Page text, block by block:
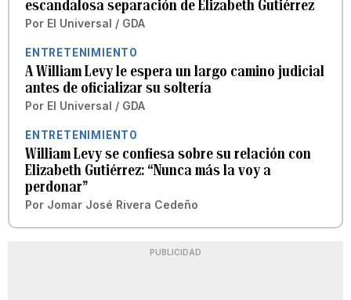
escandalosa separación de Elizabeth Gutiérrez
Por El Universal / GDA
ENTRETENIMIENTO
A William Levy le espera un largo camino judicial
antes de oficializar su soltería
Por El Universal / GDA
ENTRETENIMIENTO
William Levy se confiesa sobre su relación con
Elizabeth Gutiérrez: “Nunca más la voy a
perdonar”
Por Jomar José Rivera Cedeño
PUBLICIDAD